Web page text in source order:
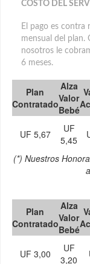
COSTO DEL
El pago es contra
mensual del plan.
nosotros le
6 meses.
Plan
Contratado
Alza
Valor
Bebé
UF 5,67
UF
5,45
(*) Nuestros
Plan
Contratado
Alza
Valor
Bebé
UF 3,00
UF
3,20